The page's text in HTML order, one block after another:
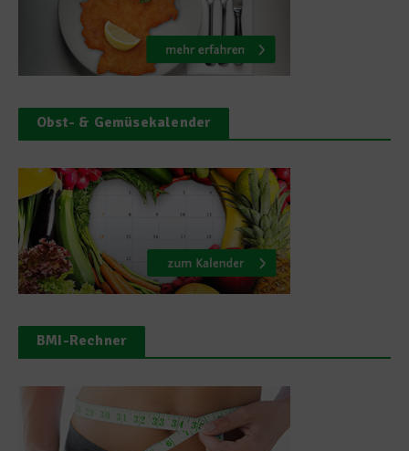
Obst- & Gemüsekalender
BMI-Rechner